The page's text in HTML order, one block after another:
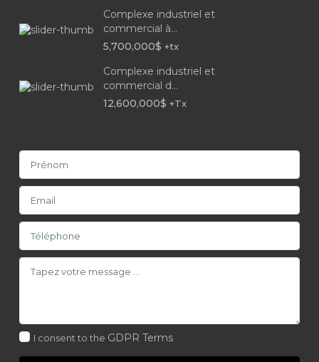
Complexe industriel et
commercial à...
5,700,000$ +tx
Complexe industriel et
commercial d...
12,600,000$ +Tx
I consent to the GDPR Terms